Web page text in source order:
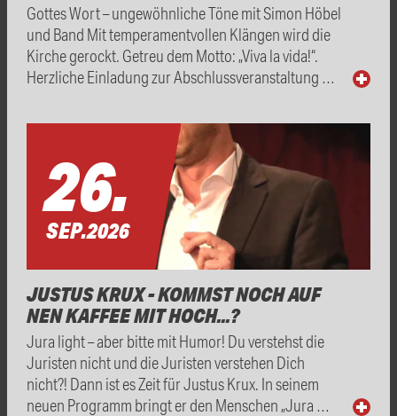
Gottes Wort – ungewöhnliche Töne mit Simon Höbel
und Band Mit temperamentvollen Klängen wird die
Kirche gerockt. Getreu dem Motto: „Viva la vida!“.
Herzliche Einladung zur Abschlussveranstaltung …
26.
SEP.2026
JUSTUS KRUX - KOMMST NOCH AUF
NEN KAFFEE MIT HOCH...?
Jura light – aber bitte mit Humor! Du verstehst die
Juristen nicht und die Juristen verstehen Dich
nicht?! Dann ist es Zeit für Justus Krux. In seinem
neuen Programm bringt er den Menschen „Jura …